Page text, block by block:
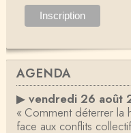
AGENDA
▶ vendredi 26 août
« Comment déterrer la
face aux conflits